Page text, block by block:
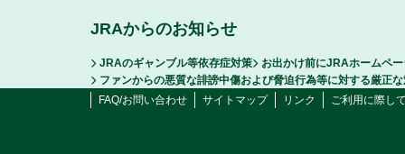
JRAからのお知らせ
JRAのギャンブル等依存症対策
お出かけ前にJRAホームペ
ファンからの悪質な誹謗中傷および脅迫行為等に対する厳正
FAQ/お問い合わせ
サイトマップ リンク ご利用に際し